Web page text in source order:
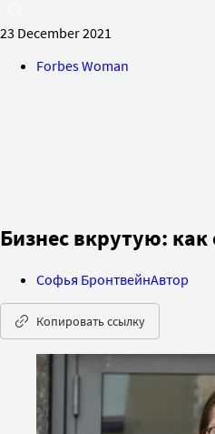
23 December 2021
Forbes Woman
Бизнес вкрутую:
Софья БронтвейнАвтор
Копировать ссылку